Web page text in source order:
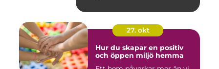
27. okt
Hur du skapar en positiv
och öppen miljö hemma